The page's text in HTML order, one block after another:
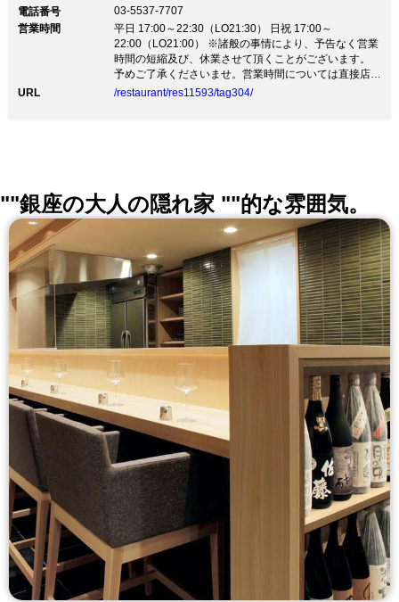
電話番号
03-5537-7707
営業時間
平日 17:00～22:30（LO21:30） 日祝 17:00～
22:00（LO21:00） ※諸般の事情により、予告なく営業
時間の短縮及び、休業させて頂くことがございます。
予めご了承くださいませ。営業時間については直接店舗
へお問い合わせくださいませ。
URL /restaurant/res11593/tag304/
""銀座の大人の隠れ家 ""的な雰囲気。